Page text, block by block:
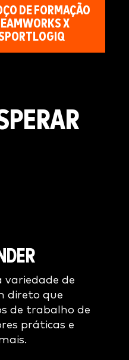
DE FORMAÇÃO
X
variedade de
direto que
de trabalho de
práticas e